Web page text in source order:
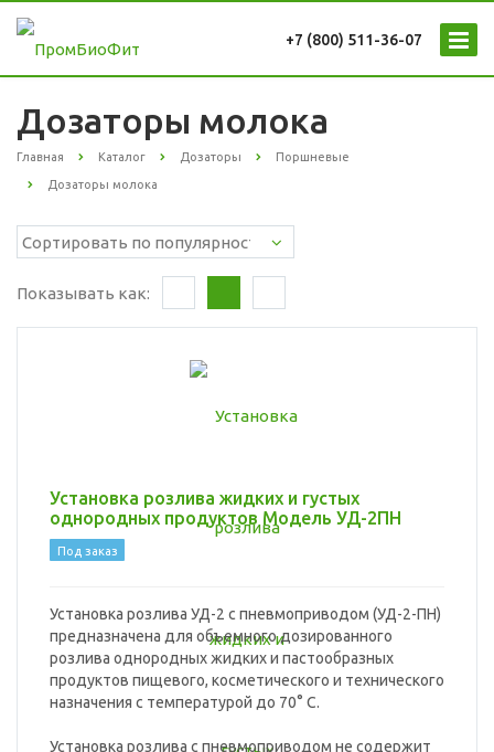
+7 (800) 511-36-07
Дозаторы молока
Главная Каталог Дозаторы Поршневые
Дозаторы молока
Показывать как:
Установка розлива жидких и густых
однородных продуктов Модель УД-2ПН
Под заказ
Установка розлива УД-2 с пневмоприводом (УД-2-ПН)
предназначена для объемного дозированного
розлива однородных жидких и пастообразных
продуктов пищевого, косметического и технического
назначения с температурой до 70° С.
Установка розлива с пневмоприводом не содержит